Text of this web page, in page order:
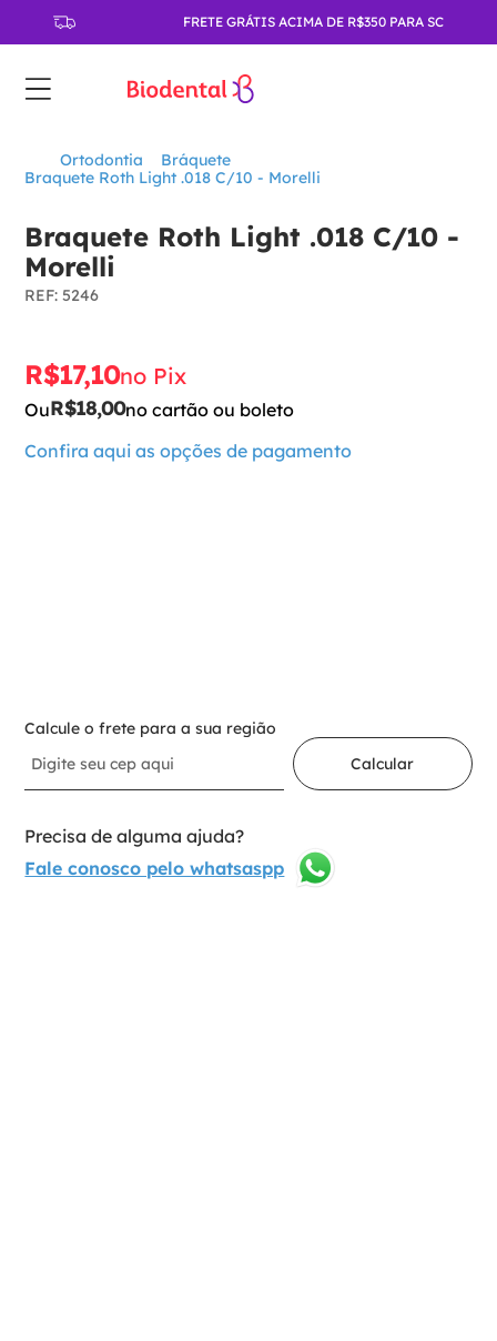
FRETE GRÁTIS ACIMA DE R$350 PARA SC
Ortodontia
Bráquete
Braquete Roth Light .018 C/10 - Morelli
Braquete Roth Light .018 C/10 -
Morelli
:5246
R$17,10no Pix
OuR$18,00no cartão ou boleto
Confira aqui as opções de pagamento
Calcule o frete para a sua região
Calcular
Precisa de alguma ajuda?
Fale conosco pelo whatsaspp